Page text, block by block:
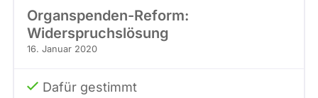
Organspenden-Reform:
Widerspruchslösung
16. Januar 2020
Dafür gestimmt